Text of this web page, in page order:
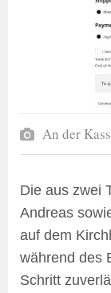
An der
Die aus zwei
Andreas
auf dem
während des
Schritt